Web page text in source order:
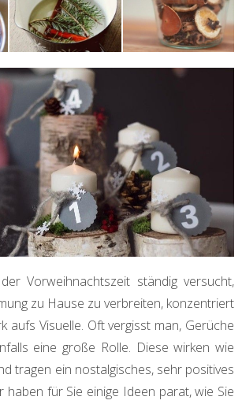
Vorweihnachtszeit ständig versucht,
zu Hause zu verbreiten, konzentriert
aufs Visuelle. Oft vergisst man, Gerüche
eine große Rolle. Diese wirken wie
tragen ein nostalgisches, sehr positives
haben für Sie einige Ideen parat, wie Sie